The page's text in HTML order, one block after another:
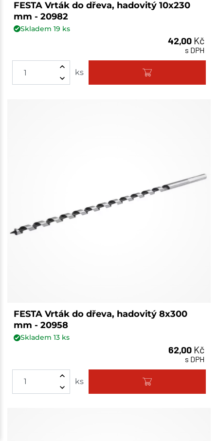
FESTA Vrták do dřeva, hadovitý 10x230
mm - 20982
Skladem 19 ks
42,00 Kč
s DPH
ks
FESTA Vrták do dřeva, hadovitý 8x300
mm - 20958
Skladem 13ks
62,00 Kč
s DPH
ks